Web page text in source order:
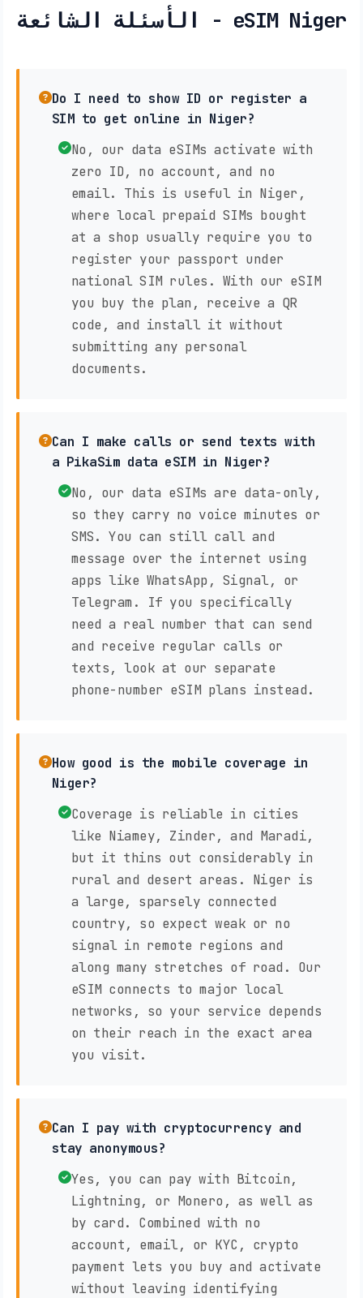
الأسئلة الشائعة - eSIM Niger
Do I need to show ID or register a
SIM to get online in Niger?
No, our data eSIMs activate with
zero ID, no account, and no
email. This is useful in Niger,
where local prepaid SIMs bought
at a shop usually require you to
register your passport under
national SIM rules. With our eSIM
you buy the plan, receive a QR
code, and install it without
submitting any personal
documents.
Can I make calls or send texts with
a PikaSim data eSIM in Niger?
No, our data eSIMs are data-only,
so they carry no voice minutes or
SMS. You can still call and
message over the internet using
apps like WhatsApp, Signal, or
Telegram. If you specifically
need a real number that can send
and receive regular calls or
texts, look at our separate
phone-number eSIM plans instead.
How good is the mobile coverage in
Niger?
Coverage is reliable in cities
like Niamey, Zinder, and Maradi,
but it thins out considerably in
rural and desert areas. Niger is
a large, sparsely connected
country, so expect weak or no
signal in remote regions and
along many stretches of road. Our
eSIM connects to major local
networks, so your service depends
on their reach in the exact area
you visit.
Can I pay with cryptocurrency and
stay anonymous?
Yes, you can pay with Bitcoin,
Lightning, or Monero, as well as
by card. Combined with no
account, email, or KYC, crypto
payment lets you buy and activate
without leaving identifying